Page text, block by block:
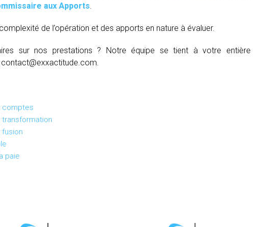
aux Apports.
de l’opération et des apports en nature à évaluer.
sur nos prestations ? Notre équipe se tient à votre entière
contact@exxactitude.com.
comptes
paie